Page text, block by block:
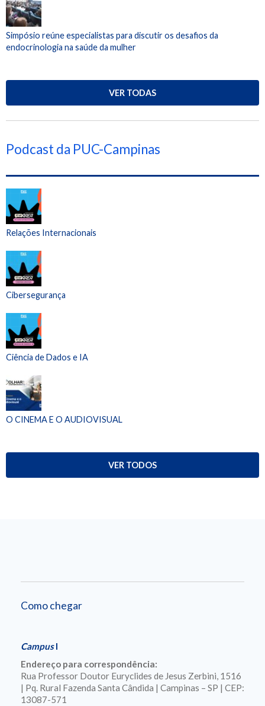
Simpósio reúne especialistas para discutir os desafios da
endocrinologia na saúde da mulher
VER TODAS
Podcast da PUC-Campinas
Relações Internacionais
Cibersegurança
Ciência de Dados e IA
O CINEMA E O AUDIOVISUAL
VER TODOS
Como chegar
CampusI
Endereço para correspondência:
Rua Professor Doutor Euryclides de Jesus Zerbini, 1516
| Pq. Rural Fazenda Santa Cândida | Campinas – SP | CEP:
13087-571